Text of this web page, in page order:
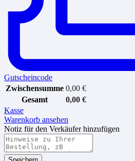
Gutscheincode
Zwischensumme 0,00 €
Gesamt
0,00 €
Kasse
Warenkorb ansehen
Notiz für den Verkäufer hinzufügen